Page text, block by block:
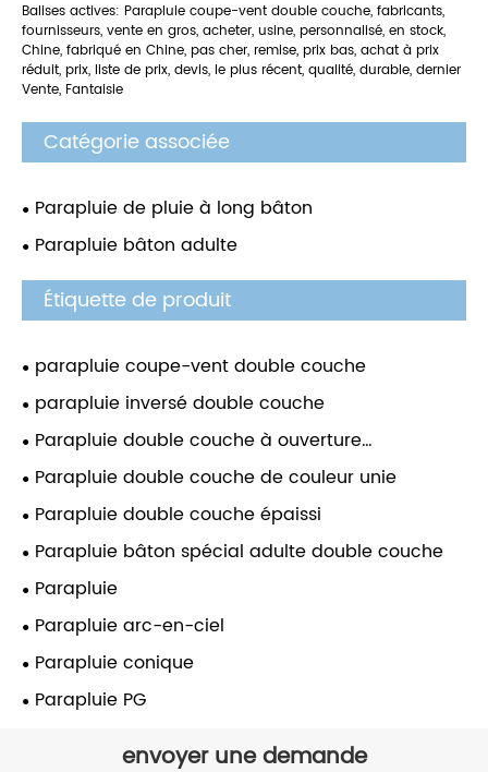
Balises actives: Parapluie coupe-vent double couche, fabricants,
fournisseurs, vente en gros, acheter, usine, personnalisé, en stock,
Chine, fabriqué en Chine, pas cher, remise, prix bas, achat à prix
réduit, prix, liste de prix, devis, le plus récent, qualité, durable, dernier
Vente, Fantaisie
Catégorie associée
Parapluie de pluie à long bâton
Parapluie bâton adulte
Étiquette de produit
parapluie coupe-vent double couche
parapluie inversé double couche
Parapluie double couche à ouverture
automatique
Parapluie double couche de couleur unie
Parapluie double couche épaissi
Parapluie bâton spécial adulte double couche
Parapluie
Parapluie arc-en-ciel
Parapluie conique
Parapluie PG
envoyer une demande